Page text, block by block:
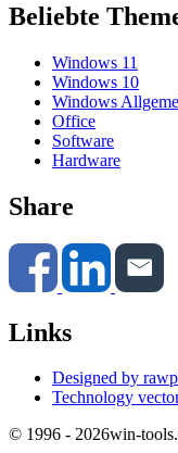
Beliebte
Windows 11
Windows 10
Windows
Office
Software
Hardware
Share
Links
Designed by
Technology
© 1996 - 2026win-